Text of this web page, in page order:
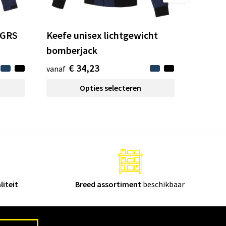
Keefe unisex lichtgewicht
bomberjack
vanaf € 34,23
Opties selecteren
Breed assortiment beschikbaar